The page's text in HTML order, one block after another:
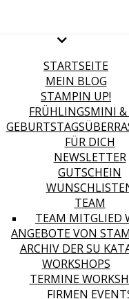
STARTSEITE
MEIN BLOG
STAMPIN UP!
FRÜHLINGSMINI &
FÜR DICH
NEWSLETTER
GUTSCHEIN
TEAM
TEAM MITGLIED
ANGEBOTE VON
ARCHIV DER SU
WORKSHOPS
TERMINE
FIRMEN